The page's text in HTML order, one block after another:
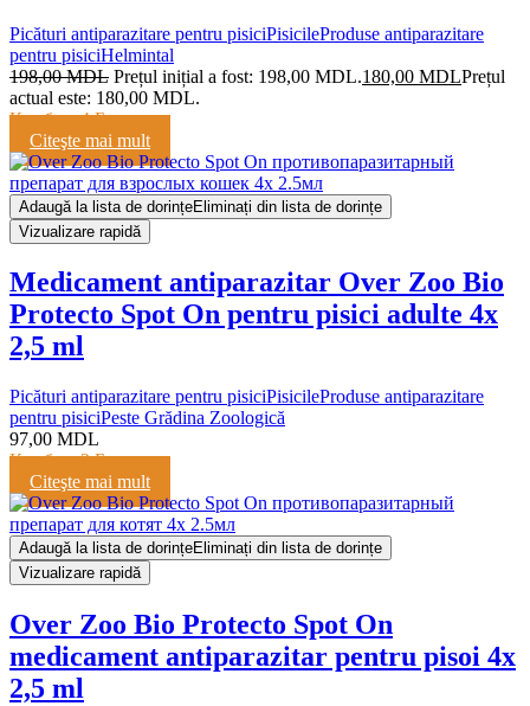
Picături antiparazitare pentru pisiciPisicileProduse antiparazitare
pentru pisiciHelmintal
198,00MDL Prețul inițial a fost: 198,00 MDL.180,00 MDLPrețul
actual este: 180,00 MDL.
Кешбэк:4 Балла
Citeşte mai mult
Adaugă la lista de dorințeEliminați din lista de dorințe
Vizualizare rapidă
Medicament antiparazitar Over Zoo Bio
Protecto Spot On pentru pisici adulte 4x
2,5 ml
Picături antiparazitare pentru pisiciPisicileProduse antiparazitare
pentru pisiciPeste Grădina Zoologică
97,00 MDL
Кешбэк:2 Балла
Citeşte mai mult
Adaugă la lista de dorințeEliminați din lista de dorințe
Vizualizare rapidă
Over Zoo Bio Protecto Spot On
medicament antiparazitar pentru pisoi 4x
2,5 ml